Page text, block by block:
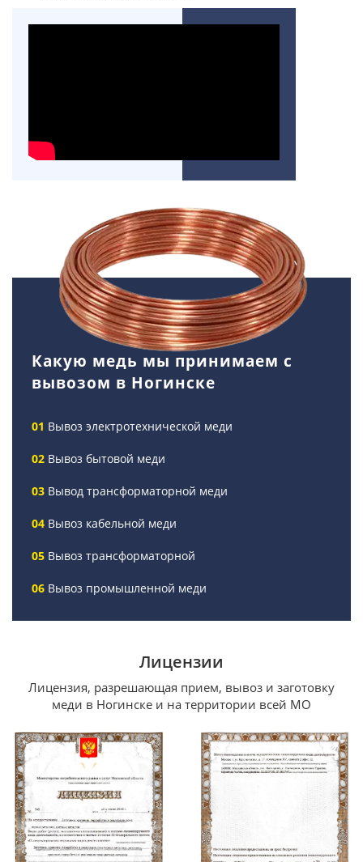
Какую медь мы принимаем с
вывозом в Ногинске
Вывоз электротехнической меди
Вывоз бытовой меди
Вывод трансформаторной меди
Вывоз кабельной меди
Вывоз трансформаторной
Вывоз промышленной меди
Лицензии
Лицензия, разрешающая прием, вывоз и заготовку
меди в Ногинске и на территории всей МО